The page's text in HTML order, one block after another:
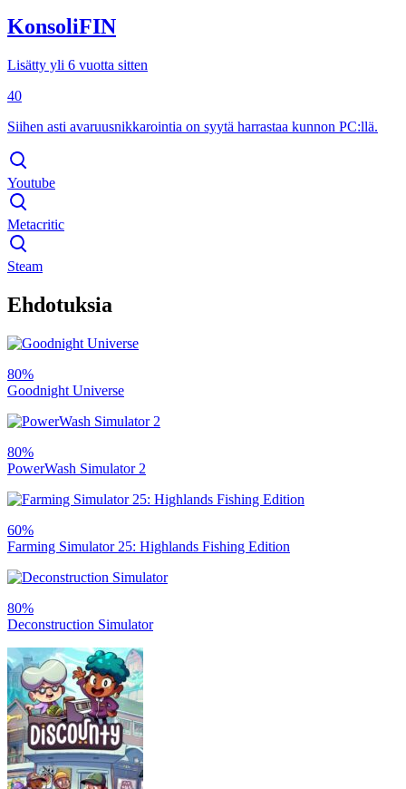
KonsoliFIN
Lisätty yli 6 vuotta sitten
40
Siihen asti avaruusnikkarointia on syytä harrastaa kunnon PC:llä.
Youtube
Metacritic
Steam
Ehdotuksia
80%
Goodnight Universe
80%
PowerWash Simulator 2
60%
Farming Simulator 25: Highlands Fishing Edition
80%
Deconstruction Simulator